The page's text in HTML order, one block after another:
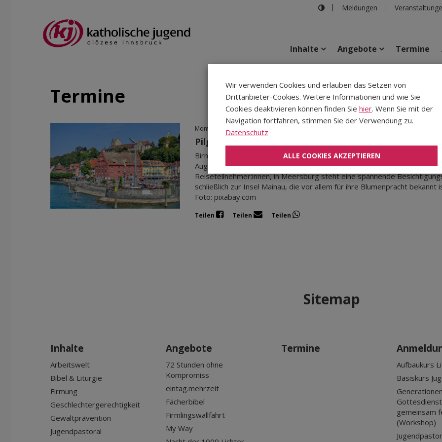
Meldungen
Inhalte Angebote Termine
Termine
Montag, 06.07.2026 | Tiroler Sonntag
Pilgerreise nach Birnau und Meersburg
Birnau, Meersburg und die Insel Mainau sind die Stationen dieser
Augustinus Kühne von Stift Wilten begleitet wird. In Birnau wartet ein
Reiseteilnehmer:innen, in Meersburg steht eine spannende
schließlich zur Insel Mainau, die vor allem für ihre Blumenpracht
Foto: pixabay.com
Teilen Teilen Teilen
Sitemap
Inhalte
Arbeitswelt
Bibel & Liturgie
Firmung
Geschlechtergerechtigkeit
Gewaltprävention
Jugendpastoral
Angebote
72 Stunden ohne
Kompromiss
eintag.mehrzeit
Fächerbibel
Firmlingswallfahrt
My Way
Termine
Aufbaukurs
Basiskurs
gemeinsam
(Workshop)
Wir verwenden Cookies und erlauben das Setzen von
Drittanbieter-Cookies. Weitere Informationen und wie Sie
Cookies deaktivieren können finden Sie hier. Wenn Sie mit der
Navigation fortfahren, stimmen Sie der Verwendung zu.
Datenschutz
ALLE COOKIES AKZEPTIEREN